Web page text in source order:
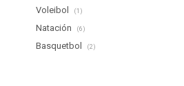
Voleibol (1)
Natación (6)
Basquetbol (2)